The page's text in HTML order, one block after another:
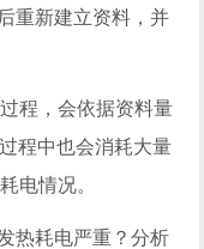
重新建立资料，并
程，会依据资料量
程中也会消耗大量
电情况。
热耗电严重？分析